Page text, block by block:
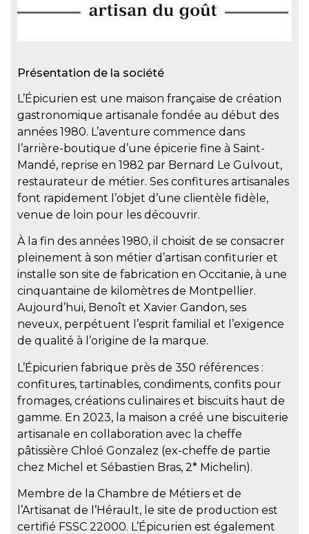
Présentation de la société
L’Épicurien est une maison française de création
gastronomique artisanale fondée au début des
années 1980. L’aventure commence dans
l’arrière-boutique d’une épicerie fine à Saint-
Mandé, reprise en 1982 par Bernard Le Gulvout,
restaurateur de métier. Ses confitures artisanales
font rapidement l’objet d’une clientèle fidèle,
venue de loin pour les découvrir.
À la fin des années 1980, il choisit de se consacrer
pleinement à son métier d’artisan confiturier et
installe son site de fabrication en Occitanie, à une
cinquantaine de kilomètres de Montpellier.
Aujourd’hui, Benoît et Xavier Gandon, ses
neveux, perpétuent l’esprit familial et l’exigence
de qualité à l’origine de la marque.
L’Épicurien fabrique près de 350 références :
confitures, tartinables, condiments, confits pour
fromages, créations culinaires et biscuits haut de
gamme. En 2023, la maison a créé une biscuiterie
artisanale en collaboration avec la cheffe
pâtissière Chloé Gonzalez (ex-cheffe de partie
chez Michel et Sébastien Bras, 2* Michelin).
Membre de la Chambre de Métiers et de
l’Artisanat de l’Hérault, le site de production est
certifié FSSC 22000. L’Épicurien est également